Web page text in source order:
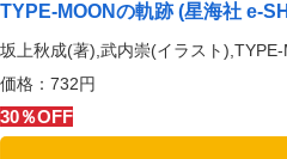
TYPE-MOONの軌跡 (星海社 e-
坂上秋成(著),武内崇(イラスト
価格：732円
30％OFF